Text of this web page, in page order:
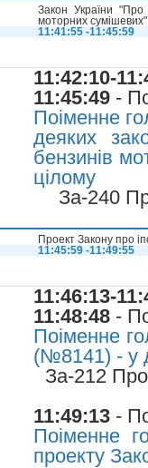
Закон України "Про
моторних
11:41:55 -11:45:59
11:42:10-
11:45:49 -
Поіменне
деяких
бензинів
цілому
За-240
Проект Закону про
11:45:59 -11:49:55
11:46:13-
11:48:48 -
Поіменне
(№8141) - у
За-212
11:49:13 -
Поіменне
проекту